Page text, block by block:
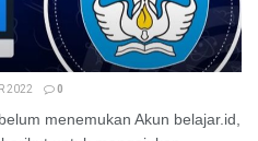
2022 0
menemukan Akun belajar.id,